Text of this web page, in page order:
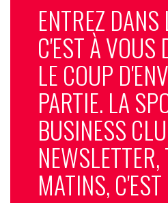
ENTREZ DANS
C'EST À VOUS
LE COUP
PARTIE. LA
BUSINESS
MATINS,